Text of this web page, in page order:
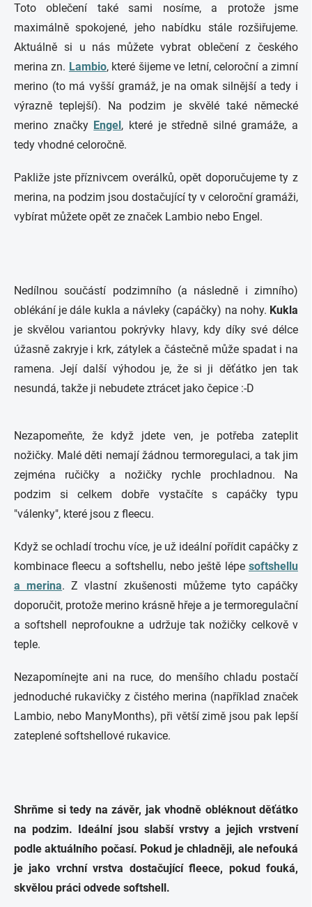
Toto oblečení také sami nosíme, a protože jsme
maximálně spokojené, jeho nabídku stále rozšiřujeme.
Aktuálně si u nás můžete vybrat oblečení z českého
merina zn. Lambio, které šijeme ve letní, celoroční a zimní
merino (to má vyšší gramáž, je na omak silnější a tedy i
výrazně teplejší). Na podzim je skvělé také německé
merino značky Engel, které je středně silné gramáže, a
tedy vhodné celoročně.
Pakliže jste příznivcem overálků, opět doporučujeme ty z
merina, na podzim jsou dostačující ty v celoroční gramáži,
vybírat můžete opět ze značek Lambio nebo Engel.
Nedílnou součástí podzimního (a následně i zimního)
oblékání je dále kukla a návleky (capáčky) na nohy. Kukla
je skvělou variantou pokrývky hlavy, kdy díky své délce
úžasně zakryje i krk, zátylek a částečně může spadat i na
ramena. Její další výhodou je, že si ji děťátko jen tak
nesundá, takže ji nebudete ztrácet jako čepice :-D
Nezapomeňte, že když jdete ven, je potřeba zateplit
nožičky. Malé děti nemají žádnou termoregulaci, a tak jim
zejména ručičky a nožičky rychle prochladnou. Na
podzim si celkem dobře vystačíte s capáčky typu
"válenky", které jsou z fleecu.
Když se ochladí trochu více, je už ideální pořídit capáčky z
kombinace fleecu a softshellu, nebo ještě lépe softshellu
a merina. Z vlastní zkušenosti můžeme tyto capáčky
doporučit, protože merino krásně hřeje a je termoregulační
a softshell neprofoukne a udržuje tak nožičky celkově v
teple.
Nezapomínejte ani na ruce, do menšího chladu postačí
jednoduché rukavičky z čistého merina (například značek
Lambio, nebo ManyMonths), při větší zimě jsou pak lepší
zateplené softshellové rukavice.
Shrňme si tedy na závěr, jak vhodně obléknout děťátko
na podzim. Ideální jsou slabší vrstvy a jejich vrstvení
podle aktuálního počasí. Pokud je chladněji, ale nefouká
je jako vrchní vrstva dostačující fleece, pokud fouká,
skvělou práci odvede softshell.